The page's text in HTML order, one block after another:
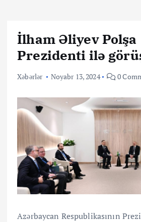
İlham Əliyev Polşa
Prezidenti ilə
Xəbərlər Noyabr 13, 2024 0
Azərbaycan Respublikasının